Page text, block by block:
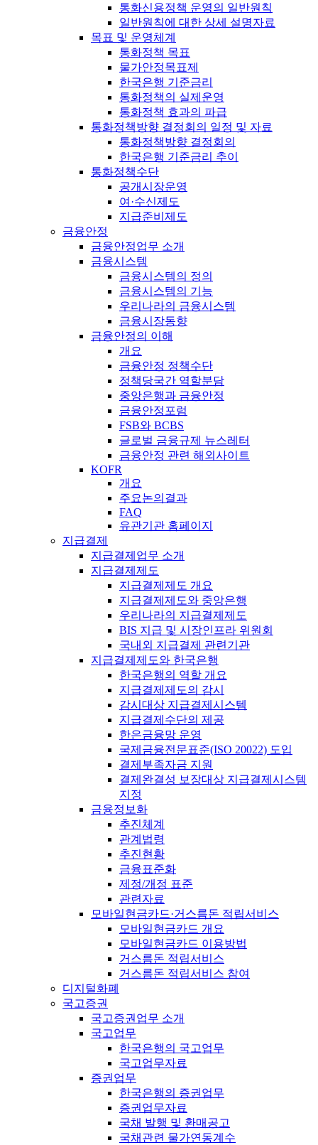
통화신용정책 운영의 일반원칙
일반원칙에 대한 상세 설명자료
목표 및 운영체계
통화정책 목표
물가안정목표제
한국은행 기준금리
통화정책의 실제운영
통화정책 효과의 파급
통화정책방향 결정회의 일정 및 자료
통화정책방향 결정회의
한국은행 기준금리 추이
통화정책수단
공개시장운영
여·수신제도
지급준비제도
금융안정
금융안정업무 소개
금융시스템
금융시스템의 정의
금융시스템의 기능
우리나라의 금융시스템
금융시장동향
금융안정의 이해
개요
금융안정 정책수단
정책당국간 역할분담
중앙은행과 금융안정
금융안정포럼
FSB와 BCBS
글로벌 금융규제 뉴스레터
금융안정 관련 해외사이트
KOFR
개요
주요논의결과
FAQ
유관기관 홈페이지
지급결제
지급결제업무 소개
지급결제제도
지급결제제도 개요
지급결제제도와 중앙은행
우리나라의 지급결제제도
BIS 지급 및 시장인프라 위원회
국내외 지급결제 관련기관
지급결제제도와 한국은행
한국은행의 역할 개요
지급결제제도의 감시
감시대상 지급결제시스템
지급결제수단의 제공
한은금융망 운영
국제금융전문표준(ISO 20022) 도입
결제부족자금 지원
결제완결성 보장대상 지급결제시스템
지정
금융정보화
추진체계
관계법령
추진현황
금융표준화
제정/개정 표준
관련자료
모바일현금카드·거스름돈 적립서비스
모바일현금카드 개요
모바일현금카드 이용방법
거스름돈 적립서비스
거스름돈 적립서비스 참여
디지털화폐
국고증권
국고증권업무 소개
국고업무
한국은행의 국고업무
국고업무자료
증권업무
한국은행의 증권업무
증권업무자료
국채 발행 및 환매공고
국채관련 물가연동계수